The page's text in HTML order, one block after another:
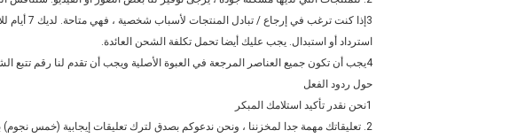
استرداد أو استبدال. يجب عليك أيضا تحمل تكلفة الشحن العائدة.
4يجب أن تكون جميع العناصر المرجعة في العبوة الأصلية ويجب أن تقدم لنا رقم تتبع الشحن، سبب العودة، ورقم طلبك.
حول ردود الفعل
1نحن نقدر تأكيد استلامك المبكر